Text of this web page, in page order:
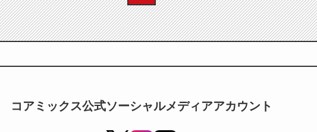
コアミックス公式ソーシャルメディアアカウント